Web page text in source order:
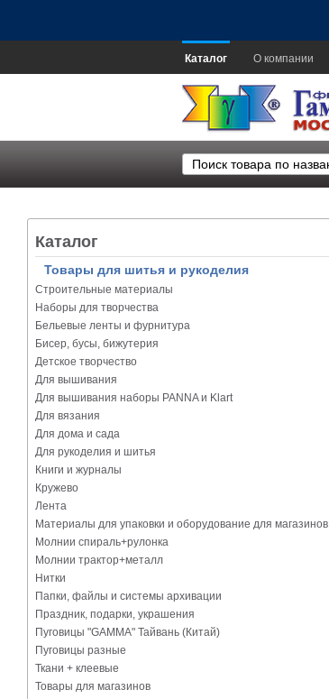
Каталог О компании
Каталог
Товары для шитья и рукоделия
Строительные материалы
Наборы для творчества
Бельевые ленты и фурнитура
Бисер, бусы, бижутерия
Детское творчество
Для вышивания
Для вышивания наборы PANNA и Klart
Для вязания
Для дома и сада
Для рукоделия и шитья
Книги и журналы
Кружево
Лента
Материалы для упаковки и оборудование для магазинов
Молнии спираль+рулонка
Молнии трактор+металл
Нитки
Папки, файлы и системы архивации
Праздник, подарки, украшения
Пуговицы "GAMMA" Тайвань (Китай)
Пуговицы разные
Ткани + клеевые
Товары для магазинов